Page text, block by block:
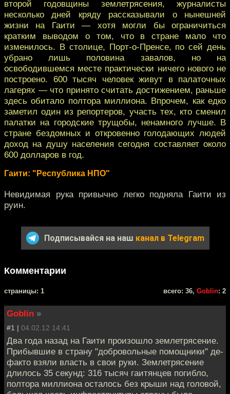
второй годовщины землетрясения, журналисты
несколько дней кряду рассказывали о нынешней
жизни на Гаити — хотя могли бы ограничиться
кратким выводом о том, что в стране мало что
изменилось. В столице, Порт-о-Пренсе, по сей день
убрано лишь половина завалов, но на
освободившемся месте практически ничего нового не
построено. 600 тысяч человек живут в палаточных
лагерях — что принято считать достижением, раньше
здесь обитало полтора миллиона. Впрочем, как едко
заметил один из репортеров, участь тех, кто сменил
палатки на городские трущобы, ненамного лучше. В
стране бездомных и откровенно голодающих людей
доход на душу населения сегодня составляет около
600 долларов в год.
Гаити: "Республика НПО"
Невидимая рука привычно легко подняла Гаити из
руин.
Подписывайся на наш канал в Telegram
Комментарии
cтраницы: 1 всего: 36, Goblin: 2
Goblin »
#1 | 04.02.12 14:41
Два года назад на Гаити произошло землетрясение.
Прибывшие в страну "добровольные помощники" де-
факто взяли власть в свои руки. Землетрясение
длилось 35 секунд: 316 тысяч гаитянцев погибло,
полтора миллиона осталось без крыши над головой,